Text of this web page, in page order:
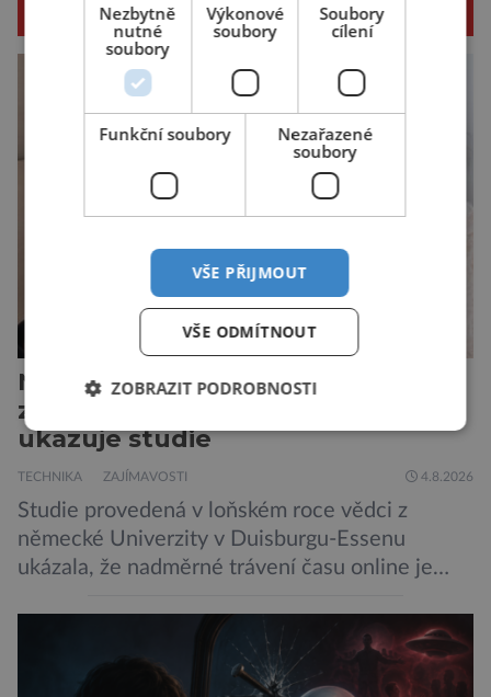
SOUVISEJÍCÍ ČLÁNKY
Nadměrný čas strávený online
zvyšuje stres a zhoršuje náladu,
ukazuje studie
TECHNIKA ZAJÍMAVOSTI 4.8.2026
Studie provedená v loňském roce vědci z
německé Univerzity v Duisburgu-Essenu
ukázala, že nadměrné trávení času online je
vede k zanedbávání dalších aktivit. Zúčastnilo
se jí 900 dospělých Němců, kteří uvedli, že se v
posledním roce alespoň jednou zapojili do hraní
Nezbytně
nutné
soubory
Výkonové
soubory
Soubory
cílení
Funkční soubory
Nezařazené
soubory
VŠE PŘIJMOUT
VŠE ODMÍTNOUT
ZOBRAZIT PODROBNOSTI